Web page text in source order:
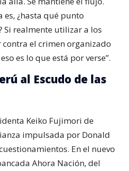
es, ¿hasta qué punto
Si realmente utilizar a los
el crimen organizado
es lo que está por verse”.
al Escudo de las
Keiko Fujimori de
impulsada por Donald
En el nuevo
Ahora Nación, del